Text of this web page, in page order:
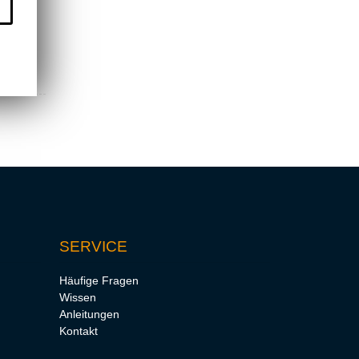
SERVICE
Häufige Fragen
Wissen
Anleitungen
Kontakt